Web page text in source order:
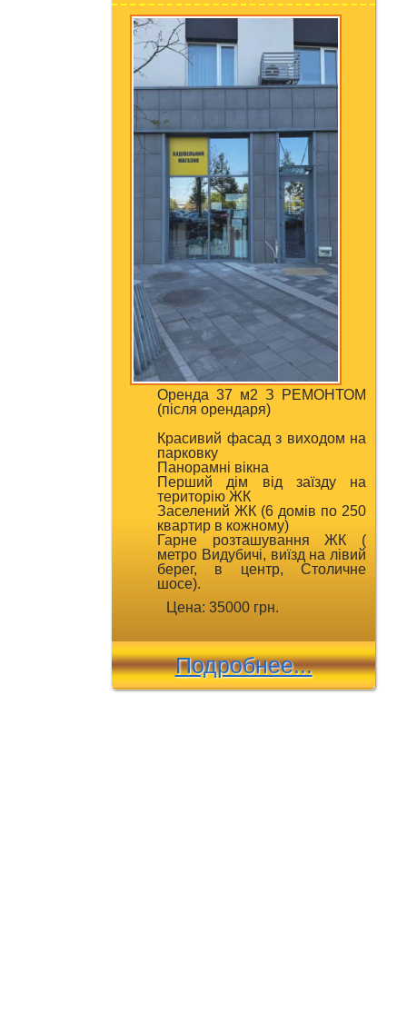
Оренда 37 м2 З РЕМОНТОМ
(після орендаря)
Красивий фасад з виходом на
парковку
Панорамні вікна
Перший дім від заїзду на
територію ЖК
Заселений ЖК (6 домів по 250
квартир в кожному)
Гарне розташування ЖК (
метро Видубичі, виїзд на лівий
берег, в центр, Столичне
шосе).
Цена: 35000 грн.
Подробнее...